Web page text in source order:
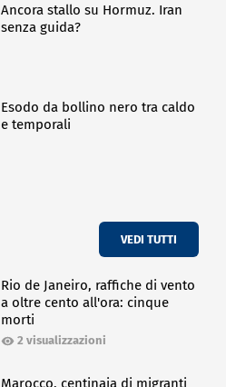
Ancora stallo su Hormuz. Iran
senza guida?
Esodo da bollino nero tra caldo
e temporali
VEDI TUTTI
Rio de Janeiro, raffiche di vento
a oltre cento all'ora: cinque
morti
2 visualizzazioni
Marocco, centinaia di migranti